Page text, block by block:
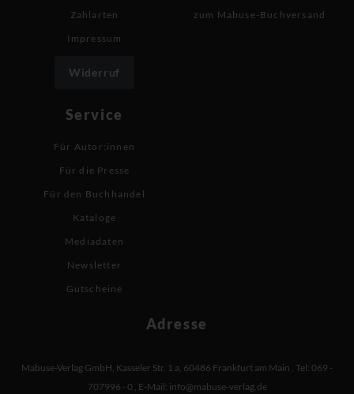
Zahlarten
Impressum
Widerruf
zum Mabuse-Buchversand
Service
Für Autor:innen
Für die Presse
Für den Buchhandel
Kataloge
Mediadaten
Newsletter
Gutscheine
Adresse
Mabuse-Verlag GmbH, Kasseler Str. 1 a, 60486 Frankfurt am Main , Tel: 069 -
707996 - 0 , E-Mail: info@mabuse-verlag.de